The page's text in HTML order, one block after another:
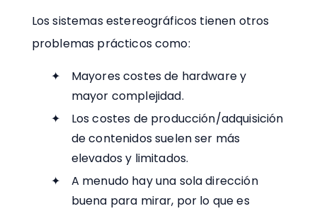
Los sistemas estereográficos tienen otros
problemas prácticos como:
Mayores costes de hardware y
mayor complejidad.
Los costes de producción/adquisición
de contenidos suelen ser más
elevados y limitados.
A menudo hay una sola dirección
buena para mirar, por lo que es